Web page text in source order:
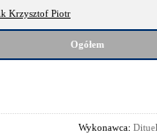
Krzysztof Piotr
Ogółem
Wykonawca: